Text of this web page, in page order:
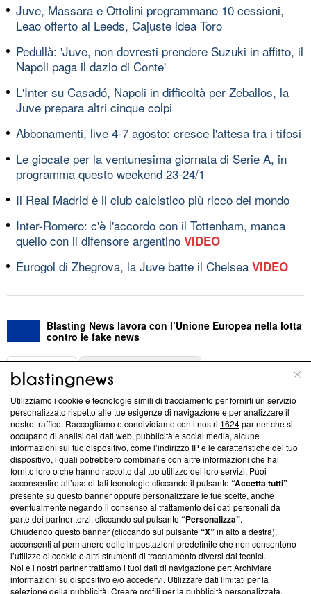
Juve, Massara e Ottolini programmano 10 cessioni,
Leao offerto al Leeds, Cajuste idea Toro
Pedullà: 'Juve, non dovresti prendere Suzuki in affitto, il
Napoli paga il dazio di Conte'
L'Inter su Casadó, Napoli in difficoltà per Zeballos, la
Juve prepara altri cinque colpi
Abbonamenti, live 4-7 agosto: cresce l'attesa tra i tifosi
Le giocate per la ventunesima giornata di Serie A, in
programma questo weekend 23-24/1
Il Real Madrid è il club calcistico più ricco del mondo
Inter-Romero: c'è l'accordo con il Tottenham, manca
quello con il difensore argentino VIDEO
Eurogol di Zhegrova, la Juve batte il Chelsea VIDEO
Blasting News lavora con l’Unione Europea nella lotta
contro le fake news
ABOUT
Questa sezione offre informazioni trasparenti su Blasting
News, sui nostri processi editoriali e su come ci impegniamo a
creare news di qualità. Inoltre, afferma la nostra aderenza a
‘Trust Project - News with Integrity’Blasting News non è
ancora membro del programma, ma ha richiesto di farne
parte; Trust Project non ha ancora effettuato una verifica di
conformità agli standard.
Su di noi
Team editoriale
Corporate
Utilizziamo i cookie e tecnologie simili di tracciamento per fornirti un servizio
personalizzato rispetto alle tue esigenze di navigazione e per analizzare il
nostro traffico. Raccogliamo e condividiamo con i nostri 1624partner che si
occupano di analisi dei dati web, pubblicità e social media, alcune
informazioni sul tuo dispositivo, come l’indirizzo IP e le caratteristiche del tuo
dispositivo, i quali potrebbero combinarle con altre informazioni che hai
fornito loro o che hanno raccolto dal tuo utilizzo dei loro servizi. Puoi
acconsentire all’uso di tali tecnologie cliccando il pulsante“Accetta tutti”
presente su questo banner oppure personalizzare le tue scelte, anche
eventualmente negando il consenso al trattamento dei dati personali da
parte dei partner terzi, cliccando sul pulsante“Personalizza”.
Chiudendo questo banner (cliccando sul pulsante“X”in alto a destra),
acconsenti al permanere delle impostazioni predefinite che non consentono
l’utilizzo di cookie o altri strumenti di tracciamento diversi dai tecnici.
Noi e i nostri partner trattiamo i tuoi dati di navigazione per: Archiviare
informazioni su dispositivo e/o accedervi. Utilizzare dati limitati per la
selezione della pubblicità. Creare profili per la pubblicità personalizzata.